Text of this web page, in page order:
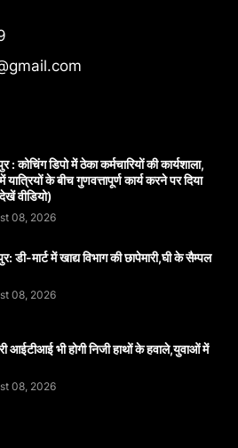
: कोचिंग डिपो में ठेका कर्मचारियों की कार्यशाला,
यात्रियों के बीच गुणवत्तापूर्ण कार्य करने पर दिया
वीडियो)
08, 2026
डी-मार्ट में खाद्य विभाग की छापेमारी,घी के सैम्पल
08, 2026
आईटीआई भी होगी निजी हाथों के हवाले,युवाओं में
08, 2026